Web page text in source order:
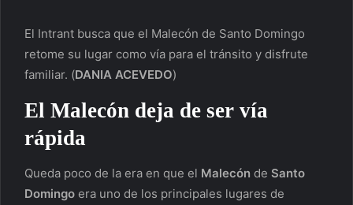
El Intrant busca que el Malecón de Santo Domingo
retome su lugar como vía para el tránsito y disfrute
familiar. (DANIA ACEVEDO)
El Malecón deja de ser vía
rápida
Queda poco de la era en que el Malecón de Santo
Domingo era uno de los principales lugares de